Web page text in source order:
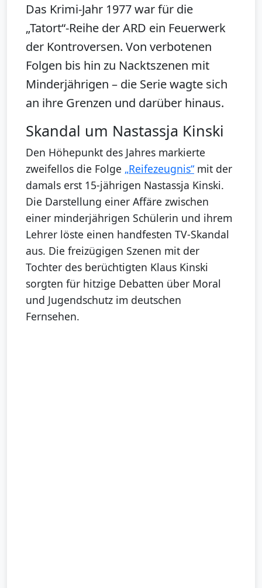
Das Krimi-Jahr 1977 war für die
„Tatort“-Reihe der ARD ein Feuerwerk
der Kontroversen. Von verbotenen
Folgen bis hin zu Nacktszenen mit
Minderjährigen – die Serie wagte sich
an ihre Grenzen und darüber hinaus.
Skandal um Nastassja Kinski
Den Höhepunkt des Jahres markierte
zweifellos die Folge „Reifezeugnis“ mit der
damals erst 15-jährigen Nastassja Kinski.
Die Darstellung einer Affäre zwischen
einer minderjährigen Schülerin und ihrem
Lehrer löste einen handfesten TV-Skandal
aus. Die freizügigen Szenen mit der
Tochter des berüchtigten Klaus Kinski
sorgten für hitzige Debatten über Moral
und Jugendschutz im deutschen
Fernsehen.